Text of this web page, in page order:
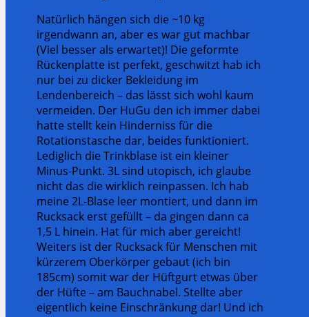
Natürlich hängen sich die ~10 kg
irgendwann an, aber es war gut machbar
(Viel besser als erwartet)! Die geformte
Rückenplatte ist perfekt, geschwitzt hab ich
nur bei zu dicker Bekleidung im
Lendenbereich – das lässt sich wohl kaum
vermeiden. Der HuGu den ich immer dabei
hatte stellt kein Hinderniss für die
Rotationstasche dar, beides funktioniert.
Lediglich die Trinkblase ist ein kleiner
Minus-Punkt. 3L sind utopisch, ich glaube
nicht das die wirklich reinpassen. Ich hab
meine 2L-Blase leer montiert, und dann im
Rucksack erst gefüllt – da gingen dann ca
1,5 L hinein. Hat für mich aber gereicht!
Weiters ist der Rucksack für Menschen mit
kürzerem Oberkörper gebaut (ich bin
185cm) somit war der Hüftgurt etwas über
der Hüfte – am Bauchnabel. Stellte aber
eigentlich keine Einschränkung dar! Und ich